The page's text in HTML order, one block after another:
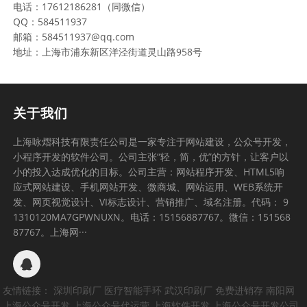
电话：17612186281（同微信）
QQ：584511937
邮箱：584511937@qq.com
地址：上海市浦东新区洋泾街道灵山路958号
关于我们
上海咏熠科技有限责任公司是一家专注于网站建设，公众号开发，
小程序开发的软件公司。公司主张“轻，简，优”的方针，让客户以
小的投入达成优化的目标。公司主营：网站程序开发、HTML5响
应式网站建设、手机网站开发、微商城、网站运用、WEB系统开
发、网页视觉设计、VI标志设计、营销推广、域名注册。代码： 9
1310120MA7GPWNUXN。电话：15156887767。微信：151568
87767。上海网···
友情链接： 深圳印刷厂 医疗智能手环 武汉印刷厂 免费进销存 南阳网